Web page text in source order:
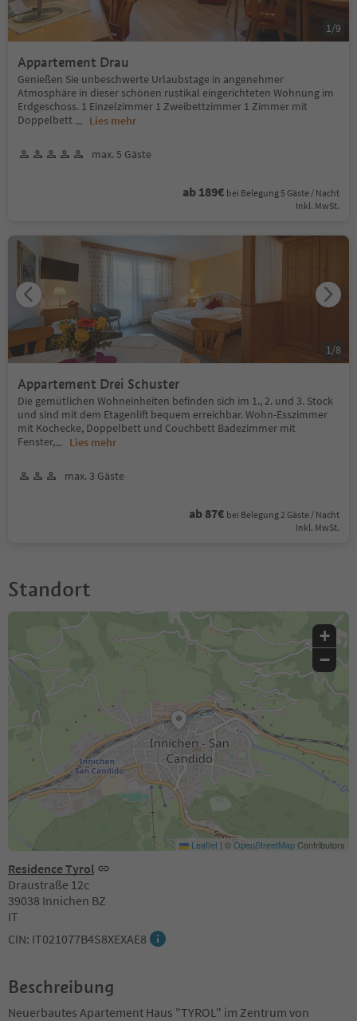
Appartement Drau
Genießen Sie unbeschwerte Urlaubstage in angenehmer
Atmosphäre in dieser schönen rustikal eingerichteten Wohnung im
Erdgeschoss. 1 Einzelzimmer 1 Zweibettzimmer 1 Zimmer mit
Doppelbett ... Lies mehr
max. 5 Gäste
ab 189€ bei Belegung 5 Gäste / Nacht
Inkl. MwSt.
1 /9
Appartement Drei Schuster
Die gemütlichen Wohneinheiten befinden sich im 1., 2. und 3. Stock
und sind mit dem Etagenlift bequem erreichbar. Wohn-Esszimmer
mit Kochecke, Doppelbett und Couchbett Badezimmer mit
Fenster,... Lies mehr
max. 3 Gäste
ab 87€ bei Belegung 2 Gäste / Nacht
Inkl. MwSt.
1 /8
Standort
Residence Tyrol
Draustraße 12c
39038 Innichen BZ
IT
CIN: IT021077B4S8XEXAE8
+
−
Leaflet | ©OpenStreetMapContributors
Beschreibung
Neuerbautes Apartement Haus "TYROL" im Zentrum von